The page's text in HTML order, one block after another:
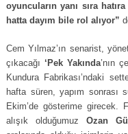
oyuncuların yanı sıra
hatta dayım bile rol alıyor”
Cem Yılmaz’ın senarist,
çıkacağı ‘Pek Yakında’nın
Kundura Fabrikası’ndaki
hafta süren, yapım
Ekim’de gösterime girecek.
alışık olduğumuzOzan